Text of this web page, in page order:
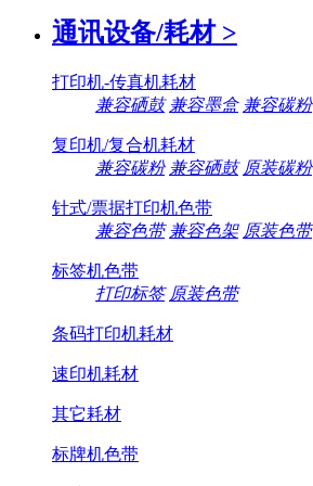
通讯设备/耗材 >
打印机-传真机耗材
兼容硒鼓 兼容墨盒 兼容碳粉
复印机/复合机耗材
兼容碳粉 兼容硒鼓 原装碳粉
针式/票据打印机色带
兼容色带 兼容色架 原装色带
标签机色带
打印标签 原装色带
条码打印机耗材
速印机耗材
其它耗材
标牌机色带